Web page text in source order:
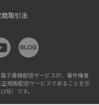
取引法
子書籍配信サービスが、著作権者
規版配信サービスであることを示
号）です。